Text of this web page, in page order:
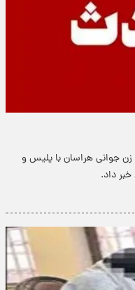
۱۲:۳۰ ظهر یکشنبه ۲۹ خرداد، زن جوانی هراسان با پلیس و
داد.